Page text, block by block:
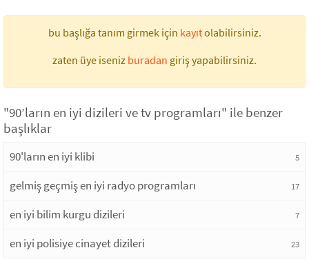
bu başlığa tanım girmek için kayıtolabilirsiniz.
zaten üye iseniz buradan giriş yapabilirsiniz.
"90’ların en iyi dizileri ve tv programları" ile benzer
başlıklar
90'ların en iyi klibi 5
gelmiş geçmiş en iyi radyo programları 17
en iyi bilim kurgu dizileri 7
en iyi polisiye cinayet dizileri 23